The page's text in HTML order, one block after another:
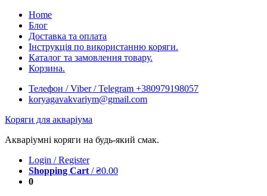
Skip
content
Home
Блог
Доставка та оплата
Інструкція по використанню коряги.
Каталог та замовлення товару.
Корзина.
Телефон / Viber / Telegram +380979198057
koryagavakvariym@gmail.com
Коряги для акваріума
Акваріумні коряги на будь-який смак.
Login / Register
Shopping Cart /₴0.00
0